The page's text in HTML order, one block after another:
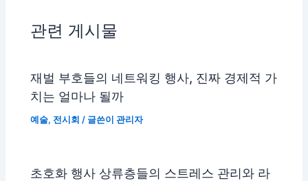
관련 게시물
재벌 부호들의 네트워킹 행사, 진짜 경제적 가
치는 얼마나 될까
예술, 전시회 / 글쓴이관리자
초호화 행사 상류층들의 스트레스 관리와 라